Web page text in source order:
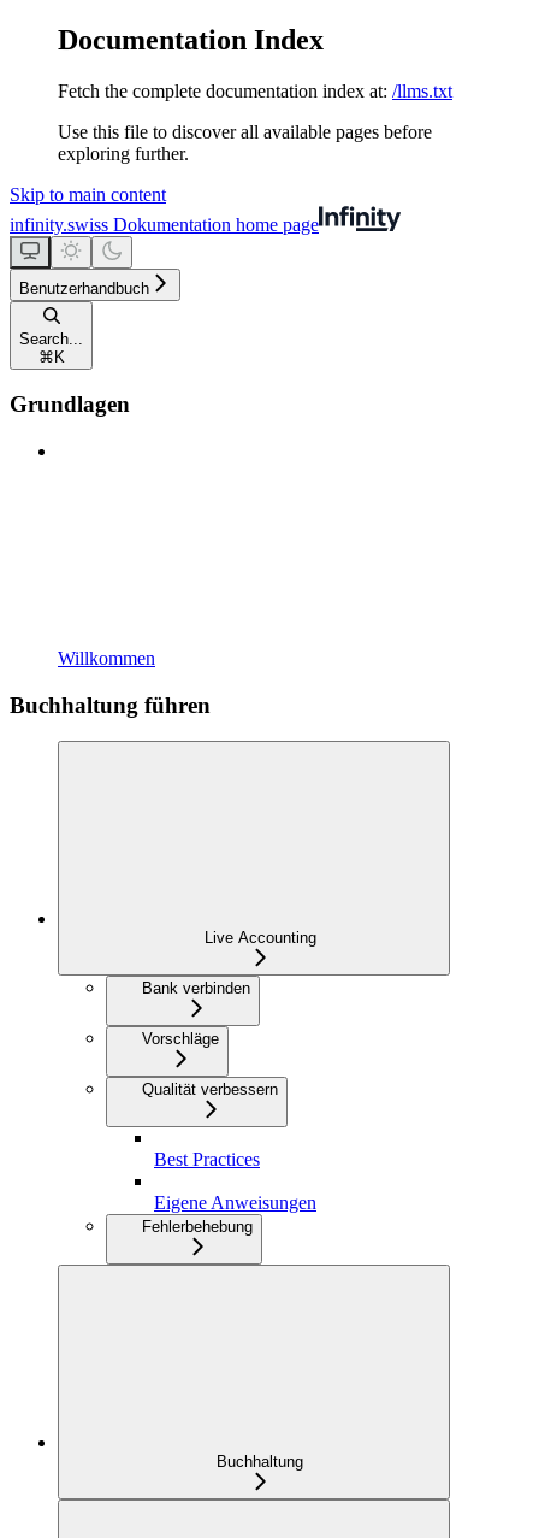
Documentation Index
Fetch the complete documentation index at: /llms.txt
Use this file to discover all available pages before
exploring further.
Skip to main content
infinity.swiss Dokumentation home page
Benutzerhandbuch
Search...
⌘K
Grundlagen
Willkommen
Buchhaltung führen
Live Accounting
Bank verbinden
Vorschläge
Qualität verbessern
Best Practices
Eigene Anweisungen
Fehlerbehebung
Buchhaltung